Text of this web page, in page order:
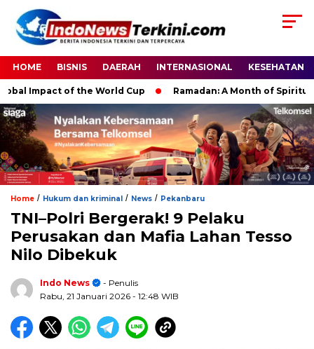
HOME BISNIS DAERAH INTERNASIONAL KESEHATAN
Impact of the World Cup Ramadan: A Month of Spiritual
Home / Hukum dan kriminal / News / Pekanbaru
TNI–Polri Bergerak! 9 Pelaku
Perusakan dan Mafia Lahan Tesso
Nilo Dibekuk
Indo News
- Penulis
Rabu, 21 Januari 2026 - 12:48 WIB